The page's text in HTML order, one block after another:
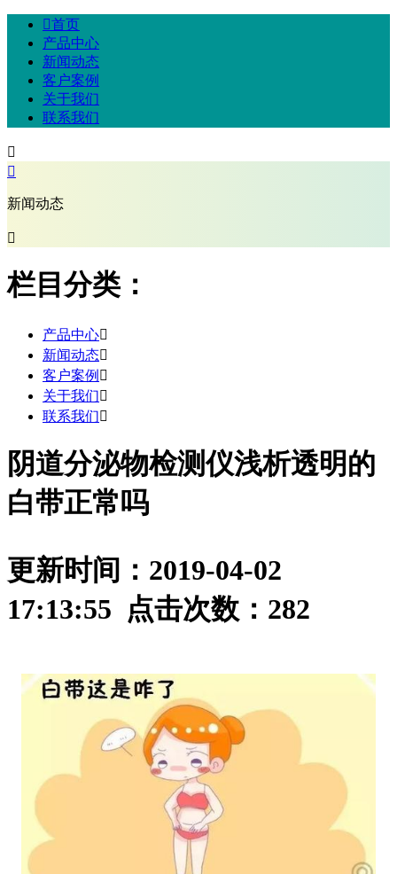
首页
产品中心
新闻动态
客户案例
关于我们
联系我们


新闻动态

栏目分类：
产品中心
新闻动态
客户案例 
关于我们
联系我们
阴道分泌物检测仪浅析透明的
白带正常吗
更新时间：2019-04-02
17:13:55 点击次数： 282